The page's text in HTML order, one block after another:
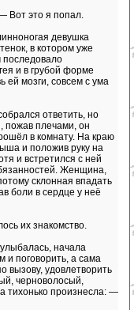
Вот это я попал.
девушка
в котором уже
и в грубой форме
ей мозги, совсем с ума
ответить, но
пожав плечами, он
в комнату. На краю
и положив руку на
и встретился с ней
Женщина,
склонная впадать
боли в сердце у неё
их знакомство.
начала
и поговорить, а сама
вызову, удовлетворить
черноволосый,
тихонько произнесла: —